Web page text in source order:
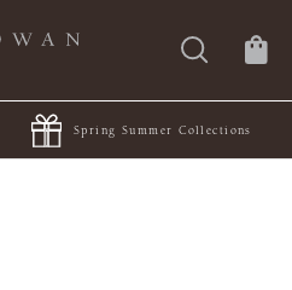
Spring Summer Collections